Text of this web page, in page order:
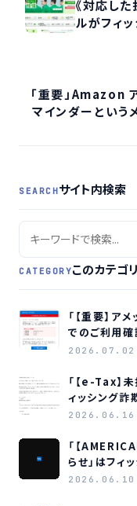
《対応し
ルがフィ
「重要」Аmazon
マインダーという
SEARCHサイト内検索
CATEGORYこのカテゴ
「【重要】ア
でのご利用確
メールです
2026.07.02
「【e-Tax】
ィッシング
2026.06.16
「【
らせ」はフィ
スプレスを装
2026.06.10